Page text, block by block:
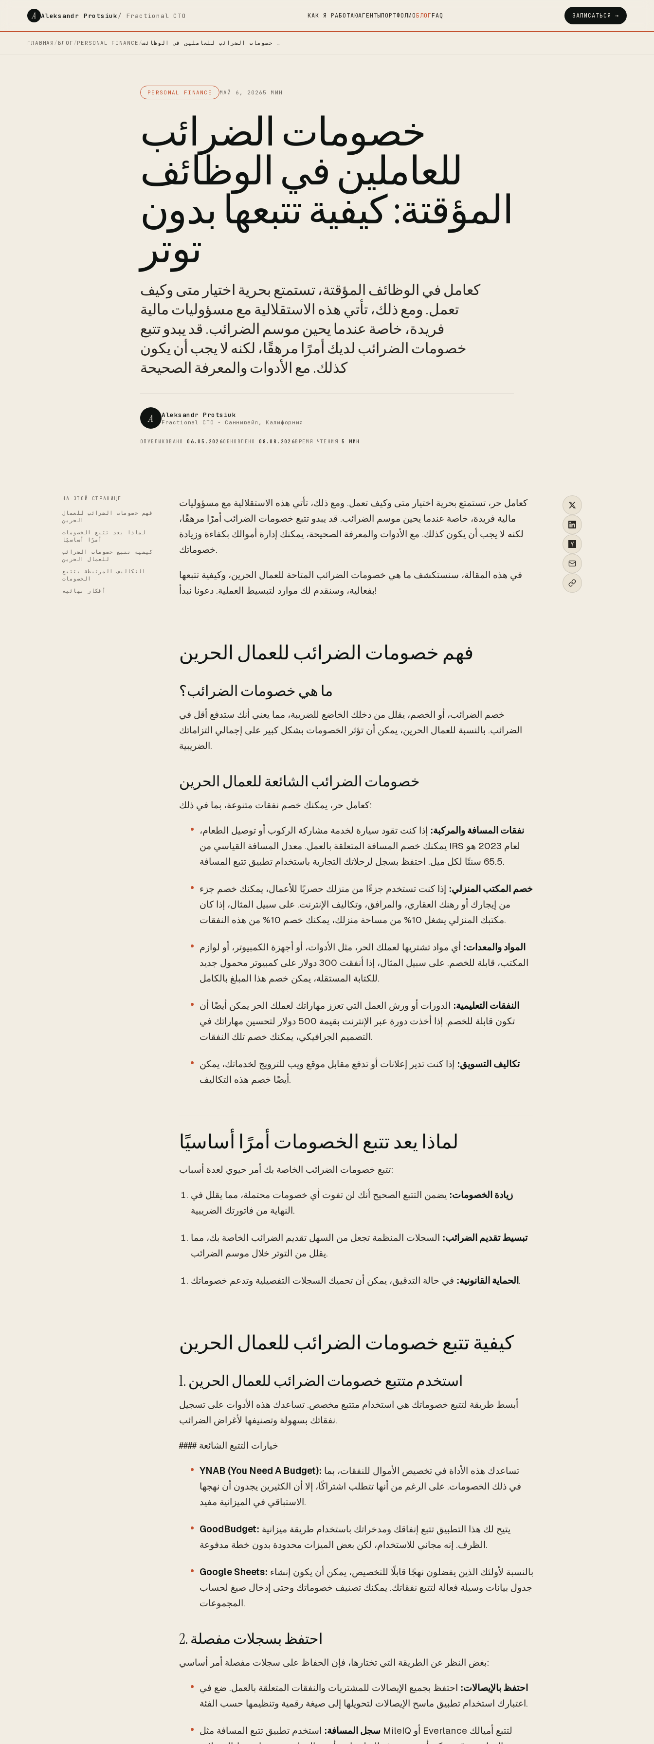
A Aleksandr Protsiuk/ Fractional CTO КАК Я РАБОТАЮАГЕНТЫПОРТФОЛИОБЛОГFAQ ЗАПИСАТЬСЯ →
ГЛАВНАЯ / БЛОГ /PERSONAL FINANCE / خصومات الضرائب للعاملين في الوظائف …
PERSONAL FINANCE МАЙ 6, 2026 5 МИН
خصومات الضرائب
للعاملين في الوظائف
المؤقتة: كيفية تتبعها بدون
توتر
كعامل في الوظائف المؤقتة، تستمتع بحرية اختيار متى وكيف
تعمل. ومع ذلك، تأتي هذه الاستقلالية مع مسؤوليات مالية
فريدة، خاصة عندما يحين موسم الضرائب. قد يبدو تتبع
خصومات الضرائب لديك أمرًا مرهقًا، لكنه لا يجب أن يكون
كذلك. مع الأدوات والمعرفة الصحيحة
A Aleksandr Protsiuk
Fractional CTO - Саннивейл, Калифорния
ОПУБЛИКОВАНО06.05.2026ОБНОВЛЕНО08.08.2026ВРЕМЯ ЧТЕНИЯ5 МИН
CTO
НА ЭТОЙ СТРАНИЦЕ
فهم خصومات الضرائب للعمال
الحرين
لماذا يعد تتبع الخصومات
أمرًا أساسيًا
كيفية تتبع خصومات الضرائب
للعمال الحرين
التكاليف المرتبطة بتتبع
الخصومات
أفكار نهائية
كعامل حر، تستمتع بحرية اختيار متى وكيف تعمل. ومع ذلك، تأتي هذه الاستقلالية مع مسؤوليات
مالية فريدة، خاصة عندما يحين موسم الضرائب. قد يبدو تتبع خصومات الضرائب أمرًا مرهقًا،
لكنه لا يجب أن يكون كذلك. مع الأدوات والمعرفة الصحيحة، يمكنك إدارة أموالك بكفاءة وزيادة
خصوماتك.
في هذه المقالة، سنستكشف ما هي خصومات الضرائب المتاحة للعمال الحرين، وكيفية تتبعها
بفعالية، وسنقدم لك موارد لتبسيط العملية. دعونا نبدأ!
فهم خصومات الضرائب للعمال الحرين
ما هي خصومات الضرائب؟
خصم الضرائب، أو الخصم، يقلل من دخلك الخاضع للضريبة، مما يعني أنك ستدفع أقل في
الضرائب. بالنسبة للعمال الحرين، يمكن أن تؤثر الخصومات بشكل كبير على إجمالي التزاماتك
الضريبية.
خصومات الضرائب الشائعة للعمال الحرين
كعامل حر، يمكنك خصم نفقات متنوعة، بما في ذلك:
نفقات المسافة والمركبة: إذا كنت تقود سيارة لخدمة مشاركة الركوب أو توصيل الطعام،
يمكنك خصم المسافة المتعلقة بالعمل. معدل المسافة القياسي من IRS لعام 2023 هو
65.5 سنتًا لكل ميل. احتفظ بسجل لرحلاتك التجارية باستخدام تطبيق تتبع المسافة.
خصم المكتب المنزلي: إذا كنت تستخدم جزءًا من منزلك حصريًا للأعمال، يمكنك خصم جزء
من إيجارك أو رهنك العقاري، والمرافق، وتكاليف الإنترنت. على سبيل المثال، إذا كان
مكتبك المنزلي يشغل 10% من مساحة منزلك، يمكنك خصم 10% من هذه النفقات.
المواد والمعدات: أي مواد تشتريها لعملك الحر، مثل الأدوات، أو أجهزة الكمبيوتر، أو لوازم
المكتب، قابلة للخصم. على سبيل المثال، إذا أنفقت 300 دولار على كمبيوتر محمول جديد
للكتابة المستقلة، يمكن خصم هذا المبلغ بالكامل.
النفقات التعليمية: الدورات أو ورش العمل التي تعزز مهاراتك لعملك الحر يمكن أيضًا أن
تكون قابلة للخصم. إذا أخذت دورة عبر الإنترنت بقيمة 500 دولار لتحسين مهاراتك في
التصميم الجرافيكي، يمكنك خصم تلك النفقات.
تكاليف التسويق: إذا كنت تدير إعلانات أو تدفع مقابل موقع ويب للترويج لخدماتك، يمكن
أيضًا خصم هذه التكاليف.
لماذا يعد تتبع الخصومات أمرًا أساسيًا
تتبع خصومات الضرائب الخاصة بك أمر حيوي لعدة أسباب:
زيادة الخصومات: يضمن التتبع الصحيح أنك لن تفوت أي خصومات محتملة، مما يقلل في
النهاية من فاتورتك الضريبية.
تبسيط تقديم الضرائب: السجلات المنظمة تجعل من السهل تقديم الضرائب الخاصة بك، مما
يقلل من التوتر خلال موسم الضرائب.
الحماية القانونية:في حالة التدقيق، يمكن أن تحميك السجلات التفصيلية وتدعم خصوماتك.
كيفية تتبع خصومات الضرائب للعمال الحرين
1. استخدم متتبع خصومات الضرائب للعمال الحرين
أبسط طريقة لتتبع خصوماتك هي استخدام متتبع مخصص. تساعدك هذه الأدوات على تسجيل
نفقاتك بسهولة وتصنيفها لأغراض الضرائب.
#### خيارات التتبع الشائعة
YNAB (You Need A Budget):
في ذلك الخصومات. على الرغم من أنها تتطلب اشتراكًا، إلا أن الكثيرين يجدون أن نهجها
الاستباقي في الميزانية مفيد.
GoodBudget:
الظرف. إنه مجاني للاستخدام، لكن بعض الميزات محدودة بدون خطة مدفوعة.
Google Sheets:
جدول بيانات وسيلة فعالة لتتبع نفقاتك. يمكنك تصنيف خصوماتك وحتى إدخال صيغ لحساب
المجموعات.
2. احتفظ بسجلات مفصلة
بغض النظر عن الطريقة التي تختارها، فإن الحفاظ على سجلات مفصلة أمر أساسي:
احتفظ بالإيصالات: احتفظ بجميع الإيصالات للمشتريات والنفقات المتعلقة بالعمل. ضع في
اعتبارك استخدام تطبيق ماسح الإيصالات لتحويلها إلى صيغة رقمية وتنظيمها حسب الفئة.
سجل المسافة: استخدم تطبيق تتبع المسافة مثل MileIQ أو Everlance لتتبع أميالك